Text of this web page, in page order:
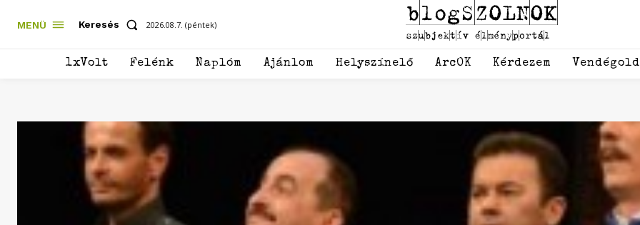
MENÜ Keresés 2026.08.7. (péntek)
1xVolt Felénk Naplóm Ajánlom Helyszínelő ArcOK Kérdezem